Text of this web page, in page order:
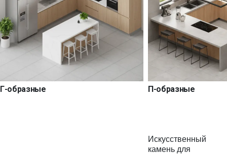
Г-образные П-образные
Искусственный
камень для